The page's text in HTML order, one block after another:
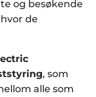
og besøkende
de
, som
alle som